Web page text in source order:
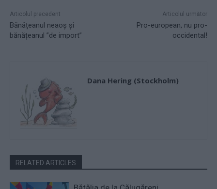
Articolul precedent
Bănățeanul neaoș și
bănățeanul ”de import”
Articolul următor
Pro-european, nu pro-
occidental!
Dana Hering (Stockholm)
RELATED ARTICLES